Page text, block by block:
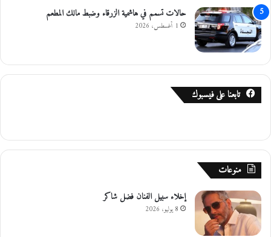
حالات تسمم في هاشمية الزرقاء وضبط مالك المطعم
1 أغسطس، 2026
تابعنا على فيسبوك
منوعات
إخلاء سبيل الفنان فضل شاكر
8 يوليو، 2026